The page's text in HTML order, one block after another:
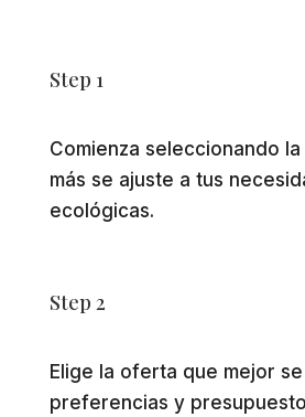
Step 1
Comienza seleccionando
más se ajuste a tus
ecológicas.
Step 2
Elige la oferta que mejor
preferencias y